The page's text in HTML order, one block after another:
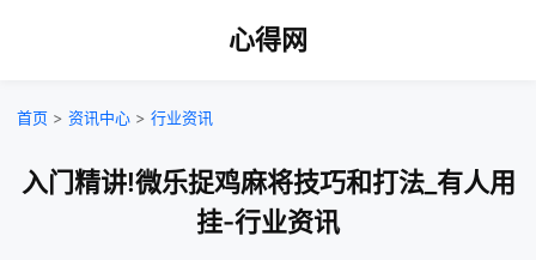
心得网
首页 > 资讯中心 > 行业资讯
入门精讲!微乐捉鸡麻将技巧和打法_有人用
挂-行业资讯